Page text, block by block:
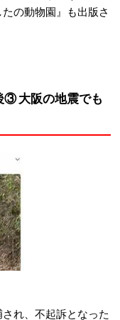
の動物園』も出版さ
③ 大阪の地震でも
れ、不起訴となった